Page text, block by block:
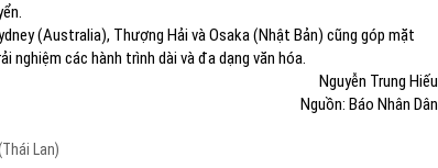
(Australia), Thượng Hải và Osaka (Nhật Bản) cũng góp mặt
nghiệm các hành trình dài và đa dạng văn hóa.
Nguyễn Trung Hiếu
Nguồn: Báo Nhân Dân
Lan)